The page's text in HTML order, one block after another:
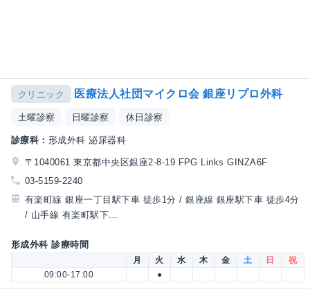
クリニック 医療法人社団マイクロ会 銀座リプロ外科
土曜診察 日曜診察 休日診察
診療科： 形成外科 泌尿器科
〒1040061 東京都中央区銀座2-8-19 FPG Links GINZA6F
03-5159-2240
有楽町線 銀座一丁目駅下車 徒歩1分 / 銀座線 銀座駅下車 徒歩4分
/ 山手線 有楽町駅下...
形成外科 診療時間
月 火 水 木 金 土 日
祝
09:00-17:00
●